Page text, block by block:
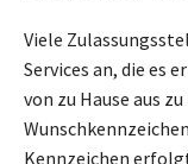
Viele
Services an, die es
von zu Hause aus
Kennzeichen